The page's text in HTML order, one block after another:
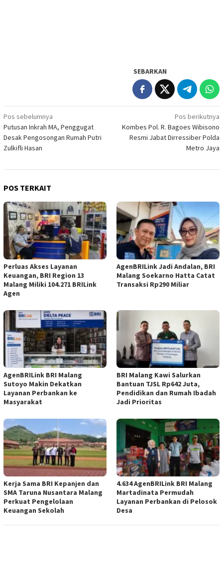
SEBARKAN
Navigasi
pos
Pos sebelumnya
Putusan Inkrah MA, Penggugat
Desak Pengosongan Rumah Putri
Zulkifli Hasan
Pos berikutnya
Kombes Pol. R. Bagoes Wibisono
Resmi Jabat Dirressiber Polda
Metro Jaya
POS TERKAIT
Perluas Akses Layanan
Keuangan, BRI Region 13
Malang Miliki 104.271 BRILink
Agen
AgenBRILink Jadi Andalan, BRI
Malang Soekarno Hatta Catat
Transaksi Rp290 Miliar
AgenBRILink BRI Malang
Sutoyo Makin Dekatkan
Layanan Perbankan ke
Masyarakat
BRI Malang Kawi Salurkan
Bantuan TJSL Rp642 Juta,
Pendidikan dan Rumah Ibadah
Jadi Prioritas
Kerja Sama BRI Kepanjen dan
SMA Taruna Nusantara Malang
Perkuat Pengelolaan
Keuangan Sekolah
4.634 AgenBRILink BRI Malang
Martadinata Permudah
Layanan Perbankan di Pelosok
Desa